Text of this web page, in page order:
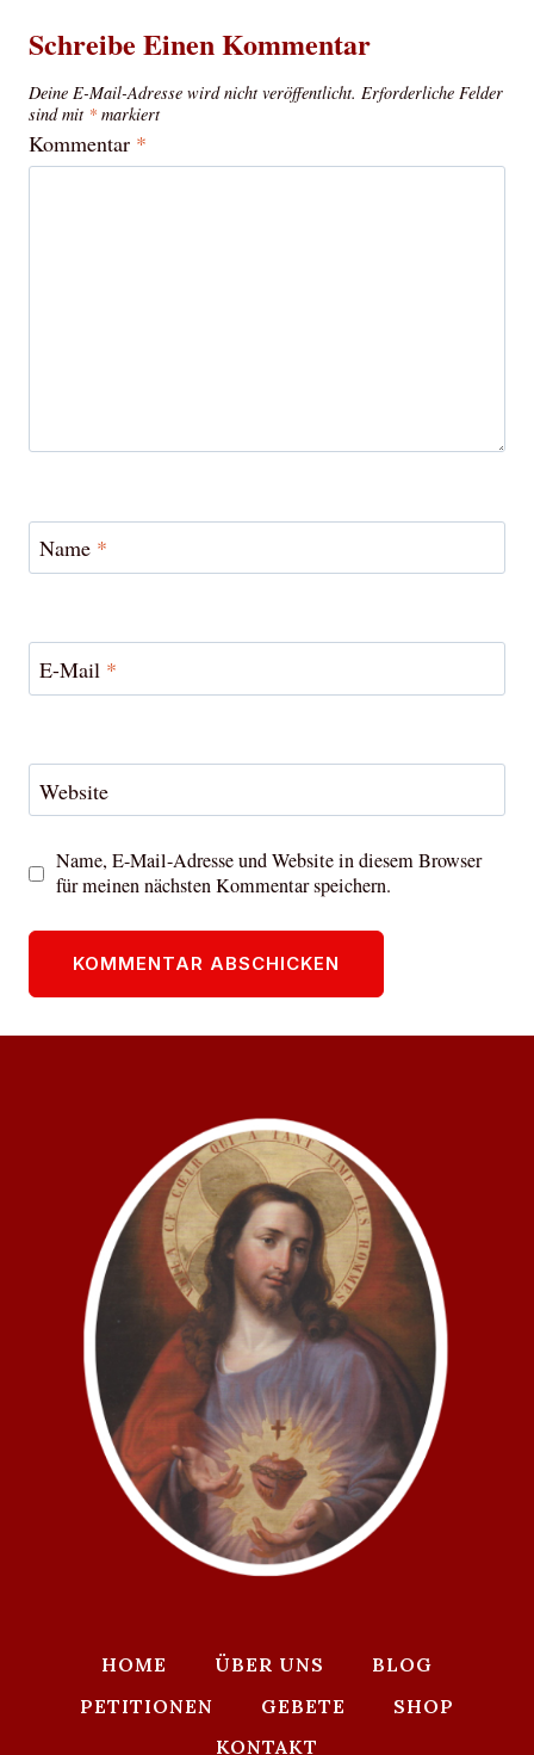
Schreibe Einen Kommentar
Deine E-Mail-Adresse wird nicht veröffentlicht. Erforderliche Felder
sind mit * markiert
Kommentar *
Name *
E-Mail *
Website
Name, E-Mail-Adresse und Website in diesem Browser
für meinen nächsten Kommentar speichern.
HOME ÜBER UNS
BLOG
PETITIONEN
GEBETE
SHOP
KONTAKT